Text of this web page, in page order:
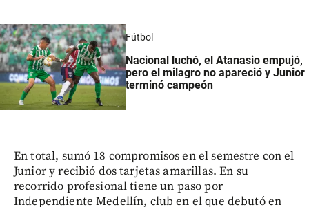
Fútbol
Nacional luchó, el Atanasio empujó,
pero el milagro no apareció y Junior
terminó campeón
En total, sumó 18 compromisos en el semestre con el
Junior y recibió dos tarjetas amarillas. En su
recorrido profesional tiene un paso por
Independiente Medellín, club en el que debutó en